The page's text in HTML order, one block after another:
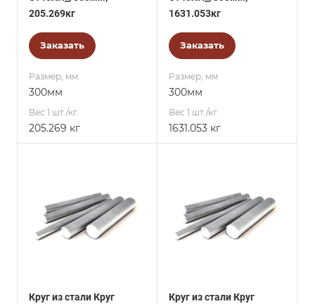
205.269кг
Заказать
Размер, мм
300мм
Вес 1 шт./кг.
205.269 кг
1631.053кг
Заказать
Размер, мм
300мм
Вес 1 шт./кг.
1631.053 кг
Круг из стали Круг
Круг из стали Круг